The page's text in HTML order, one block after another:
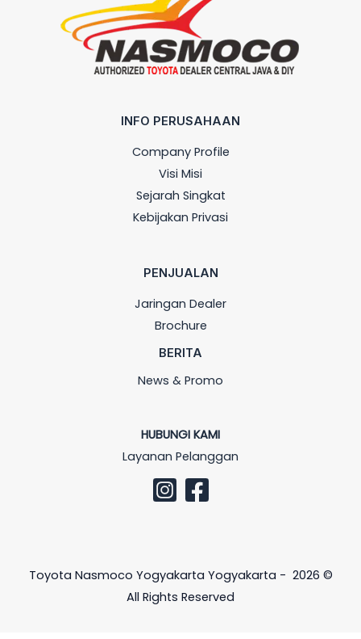
INFO PERUSAHAAN
Company Profile
Visi Misi
Sejarah Singkat
Kebijakan Privasi
PENJUALAN
Jaringan Dealer
Brochure
BERITA
News & Promo
HUBUNGI KAMI
Layanan Pelanggan
Toyota Nasmoco Yogyakarta Yogyakarta - 2026 ©
All Rights Reserved